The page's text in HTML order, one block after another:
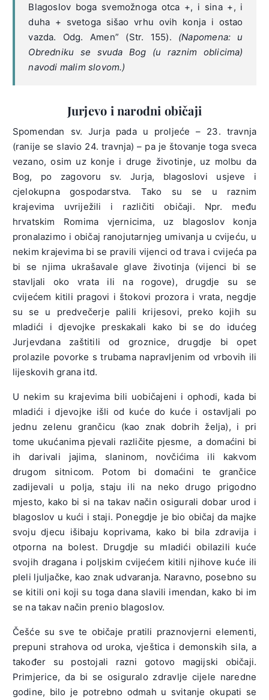
Blagoslov boga svemožnoga otca +, i sina +, i
duha + svetoga sišao vrhu ovih konja i ostao
vazda. Odg. Amen” (Str. 155). (Napomena: u
Obredniku se svuda Bog (u raznim oblicima)
navodi malim slovom.)
Jurjevo i narodni običaji
Spomendan sv. Jurja pada u proljeće – 23. travnja
(ranije se slavio 24. travnja) – pa je štovanje toga sveca
vezano, osim uz konje i druge životinje, uz molbu da
Bog, po zagovoru sv. Jurja, blagoslovi usjeve i
cjelokupna gospodarstva. Tako su se u raznim
krajevima uvriježili i različiti običaji. Npr. među
hrvatskim Romima vjernicima, uz blagoslov konja
pronalazimo i običaj ranojutarnjeg umivanja u cvijeću, u
nekim krajevima bi se pravili vijenci od trava i cvijeća pa
bi se njima ukrašavale glave životinja (vijenci bi se
stavljali oko vrata ili na rogove), drugdje su se
cvijećem kitili pragovi i štokovi prozora i vrata, negdje
su se u predvečerje palili krijesovi, preko kojih su
mladići i djevojke preskakali kako bi se do idućeg
Jurjevdana zaštitili od groznice, drugdje bi opet
prolazile povorke s trubama napravljenim od vrbovih ili
lijeskovih grana itd.
U nekim su krajevima bili uobičajeni i ophodi, kada bi
mladići i djevojke išli od kuće do kuće i ostavljali po
jednu zelenu grančicu (kao znak dobrih želja), i pri
tome ukućanima pjevali različite pjesme, a domaćini bi
ih darivali jajima, slaninom, novčićima ili kakvom
drugom sitnicom. Potom bi domaćini te grančice
zadijevali u polja, staju ili na neko drugo prigodno
mjesto, kako bi si na takav način osigurali dobar urod i
blagoslov u kući i staji. Ponegdje je bio običaj da majke
svoju djecu išibaju koprivama, kako bi bila zdravija i
otporna na bolest. Drugdje su mladići obilazili kuće
svojih dragana i poljskim cvijećem kitili njihove kuće ili
pleli ljuljačke, kao znak udvaranja. Naravno, posebno su
se kitili oni koji su toga dana slavili imendan, kako bi im
se na takav način prenio blagoslov.
Češće su sve te običaje pratili praznovjerni elementi,
prepuni strahova od uroka, vještica i demonskih sila, a
također su postojali razni gotovo magijski običaji.
Primjerice, da bi se osiguralo zdravlje cijele naredne
godine, bilo je potrebno odmah u svitanje okupati se